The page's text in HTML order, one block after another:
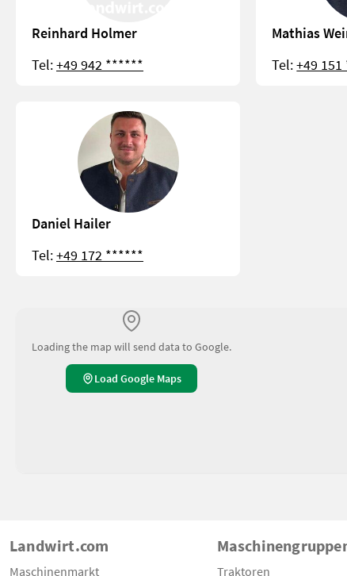
Reinhard Holmer
Tel:+49 942 ******
Mathias
Tel:+49
Daniel Hailer
Tel:+49 172 ******
Loading the map will send data to Google.
Load Google Maps
Landwirt.com
Maschinenmarkt Traktoren